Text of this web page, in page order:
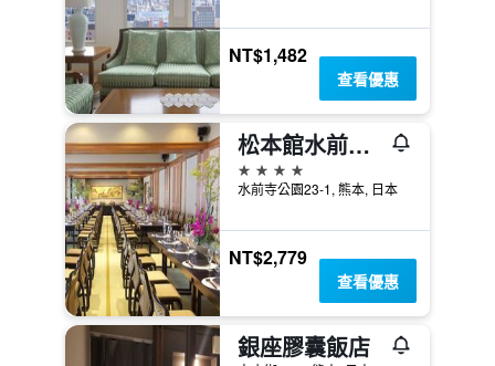
NT$1,482
查看優惠
松本館水前寺旅館
4星級
水前寺公園23-1, 熊本, 日本
NT$2,779
查看優惠
銀座膠囊飯店